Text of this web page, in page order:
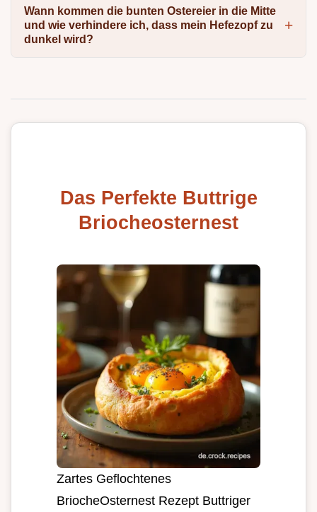
Wann kommen die bunten Ostereier in die Mitte
und wie verhindere ich, dass mein Hefezopf zu
dunkel wird?
Das Perfekte Buttrige
Briocheosternest
Zartes Geflochtenes
BriocheOsternest Rezept Buttriger